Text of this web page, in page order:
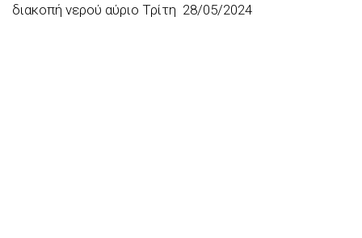
διακοπή νερού αύριο Τρίτη 28/05/2024